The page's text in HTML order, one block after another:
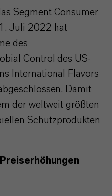
Segment Consumer
Juli 2022 hat
des
Control des US-
International Flavors
Damit
der weltweit größten
Schutzprodukten